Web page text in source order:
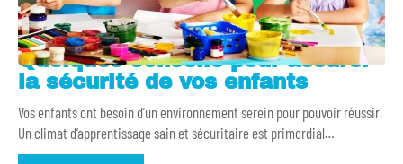
Quelques conseils pour assurer
la sécurité de vos enfants
Vos enfants ont besoin d’un environnement serein pour pouvoir réussir.
Un climat d’apprentissage sain et sécuritaire est primordial…